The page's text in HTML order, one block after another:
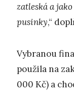
zatleská a
pusinky,“
Vybranou
použila na
000 Kč) a